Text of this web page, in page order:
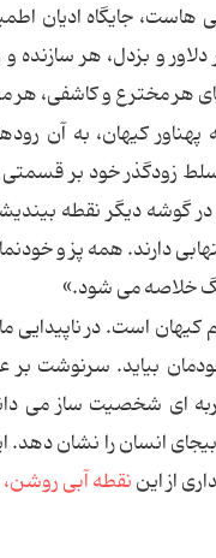
هاست، جایگاه ادیان
و بزدل، هر سازنده
هر مخترع و کاشفی،
کیهان، به آن
زودگذر خود بر
گوشه دیگر نقطه
دارند. همه پز و
خلاصه می شود.»
کیهان است. در
بیاید. سرنوشت
ای شخصیت ساز می
انسان را نشان دهد.
از ایننقطه آبی روشن،